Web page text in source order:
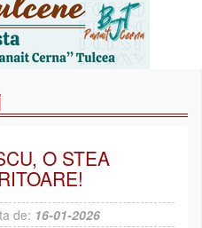
O STEA
de: 16-01-2026